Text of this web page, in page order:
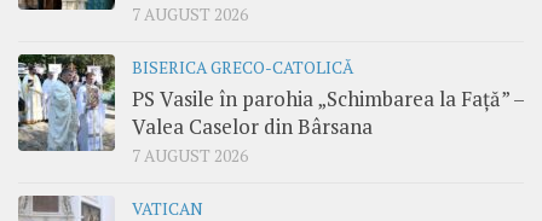
7 AUGUST 2026
BISERICA GRECO-CATOLICĂ
PS Vasile în parohia „Schimbarea la Față” –
Valea Caselor din Bârsana
7 AUGUST 2026
VATICAN